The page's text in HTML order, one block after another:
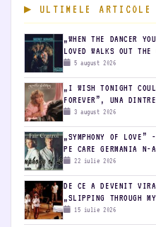
ULTIMELE ARTICOLE
„WHEN THE DANCER
LOVED WALKS OUT THE
UNA DINTRE CELE MAI
PIESE LANSATE DE
SERVICE
5 august 2026
„I WISH TONIGHT
FOREVER”, UNA
MAI FRUMOASE MELODII
AGNETHEI FÄLTSKOG
3 august 2026
„SYMPHONY OF LOVE”
PE CARE GERMANIA N-
O FACĂ HIT
22 iulie 2026
DE CE A DEVENIT
„SLIPPING THROUGH MY
FINGERS” LA 45 DE
LANSARE
15 iulie 2026